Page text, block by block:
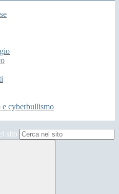
e cyberbullismo
sito